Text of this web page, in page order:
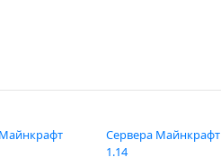
Сервера Майнкрафт
1.14